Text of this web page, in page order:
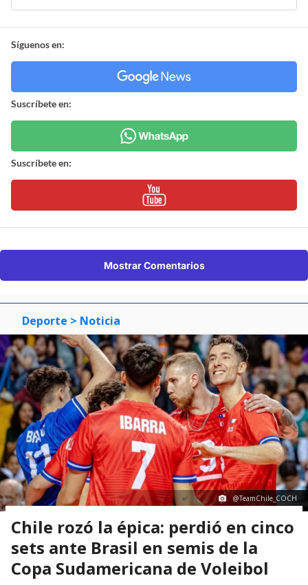
Síguenos en:
Suscríbete en:
Suscríbete en:
Mostrar Comentarios
Deporte > Noticia
@TeamChile_COCH
Chile rozó la épica: perdió en cinco
sets ante Brasil en semis de la
Copa Sudamericana de Voleibol